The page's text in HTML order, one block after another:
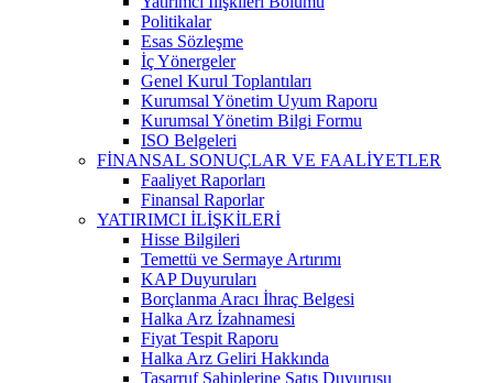
Politikalar
Esas Sözleşme
İç Yönergeler
Genel Kurul Toplantıları
Kurumsal Yönetim Uyum Raporu
Kurumsal Yönetim Bilgi Formu
ISO Belgeleri
FİNANSAL SONUÇLAR VE FAALİYETLER
Faaliyet Raporları
Finansal Raporlar
YATIRIMCI İLİŞKİLERİ
Hisse Bilgileri
Temettü ve Sermaye Artırımı
KAP Duyuruları
Borçlanma Aracı İhraç Belgesi
Halka Arz İzahnamesi
Fiyat Tespit Raporu
Halka Arz Geliri Hakkında
Tasarruf Sahiplerine Satış Duyurusu